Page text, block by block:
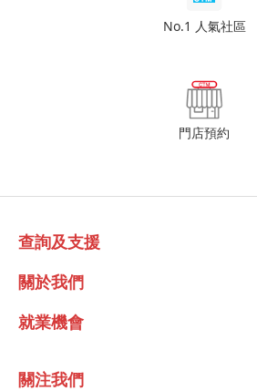
No.1 人氣社區
門店預約
查詢及支援
關於我們
就業機會
關注我們